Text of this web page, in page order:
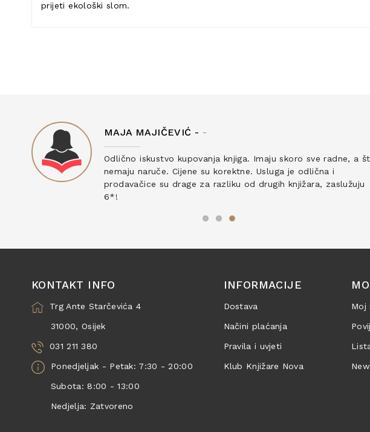
prijeti ekološki slom.
MAJA MAJIČEVIĆ - -
Odlično iskustvo kupovanja knjiga. Imaju skoro sve radne, a
nemaju naruče. Cijene su korektne. Usluga je odlična i
prodavačice su drage za razliku od drugih knjižara, zaslužuju
6*!
KONTAKT INFO
Trg Ante Starčevića 4
31000, Osijek
031 211 380
Ponedjeljak - Petak: 7:30 - 20:00
Subota: 8:00 - 13:00
Nedjelja: Zatvoreno
INFORMACIJE
Dostava
Načini plaćanja
Pravila i uvjeti
Klub Knjižare Nova
Moj